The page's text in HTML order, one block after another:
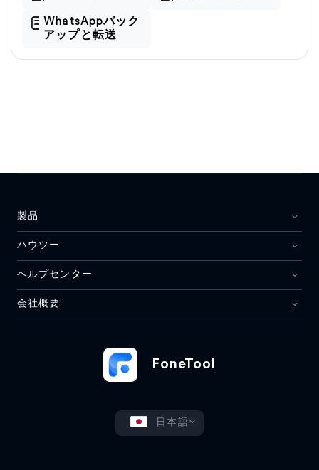
WhatsAppバック
アップと転送
FoneTool
日本語
製品
ハウツー
ヘルプセンター
会社概要